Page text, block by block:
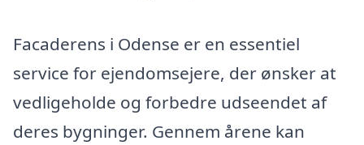
Facaderens i Odense er en essentiel
service for ejendomsejere, der ønsker at
vedligeholde og forbedre udseendet af
deres bygninger. Gennem årene kan